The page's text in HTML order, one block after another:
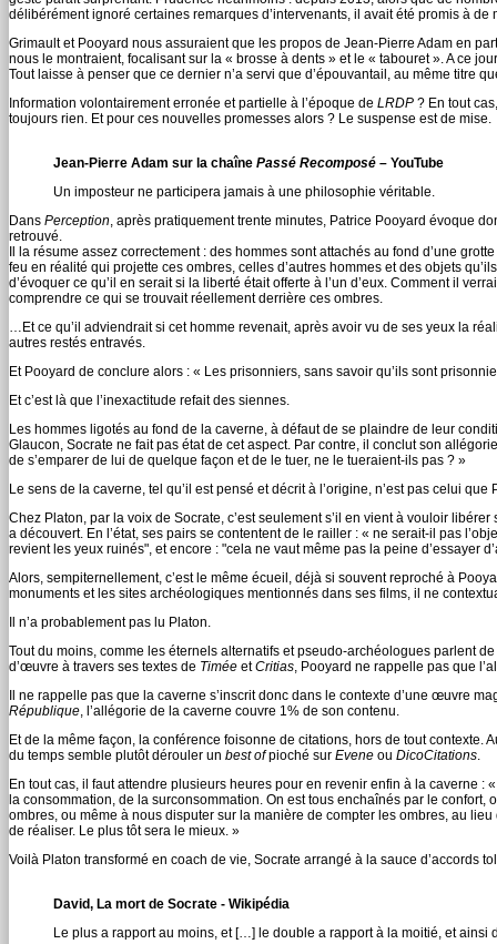
délibérément ignoré certaines remarques d’intervenants, il avait été promis à
Grimault et Pooyard nous assuraient que les propos de Jean-Pierre Adam en
nous le montraient, focalisant sur la « brosse à dents » et le « tabouret ». A ce
Tout laisse à penser que ce dernier n’a servi que d’épouvantail, au même titre
Information volontairement erronée et partielle à l’époque de LRDP ? En tout
toujours rien. Et pour ces nouvelles promesses alors ? Le suspense est de mise.
Jean-Pierre Adam sur la chaîne Passé Recomposé – YouTube
Un imposteur ne participera jamais à une philosophie véritable.
Dans Perception, après pratiquement trente minutes, Patrice Pooyard évoque
retrouvé.
Il la résume assez correctement : des hommes sont attachés au fond d’une
feu en réalité qui projette ces ombres, celles d’autres hommes et des objets
d’évoquer ce qu’il en serait si la liberté était offerte à l’un d’eux. Comment il
comprendre ce qui se trouvait réellement derrière ces ombres.
…Et ce qu’il adviendrait si cet homme revenait, après avoir vu de ses yeux la
autres restés entravés.
Et Pooyard de conclure alors : « Les prisonniers, sans savoir qu’ils sont
Et c’est là que l’inexactitude refait des siennes.
Les hommes ligotés au fond de la caverne, à défaut de se plaindre de leur
Glaucon, Socrate ne fait pas état de cet aspect. Par contre, il conclut son
de s’emparer de lui de quelque façon et de le tuer, ne le tueraient-ils pas ? »
Le sens de la caverne, tel qu’il est pensé et décrit à l’origine, n’est pas celui que
Chez Platon, par la voix de Socrate, c’est seulement s’il en vient à vouloir
a découvert. En l’état, ses pairs se contentent de le railler : « ne serait-il pas
revient les yeux ruinés", et encore : "cela ne vaut même pas la peine d’essayer
Alors, sempiternellement, c’est le même écueil, déjà si souvent reproché à
monuments et les sites archéologiques mentionnés dans ses films, il ne
Il n’a probablement pas lu Platon.
Tout du moins, comme les éternels alternatifs et pseudo-archéologues parlent
d’œuvre à travers ses textes de Timée etCritias, Pooyard ne rappelle pas que
Il ne rappelle pas que la caverne s’inscrit donc dans le contexte d’une œuvre
République, l’allégorie de la caverne couvre 1% de son contenu.
Et de la même façon, la conférence foisonne de citations, hors de tout
du temps semble plutôt dérouler un best ofpioché sur Evene ou DicoCitations.
En tout cas, il faut attendre plusieurs heures pour en revenir enfin à la caverne
la consommation, de la surconsommation. On est tous enchaînés par le
ombres, ou même à nous disputer sur la manière de compter les ombres, au
de réaliser. Le plus tôt sera le mieux. »
Voilà Platon transformé en coach de vie, Socrate arrangé à la sauce d’accords
David, La mort de Socrate - Wikipédia
Le plus a rapport au moins, et […] le double a rapport à la moitié, et ainsi